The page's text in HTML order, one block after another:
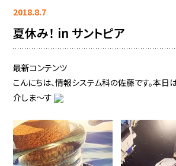
2018.8.7
夏休み！ in サントピア
最新コンテンツ
こんにちは、情報システム科の佐藤です。本
介しま～す